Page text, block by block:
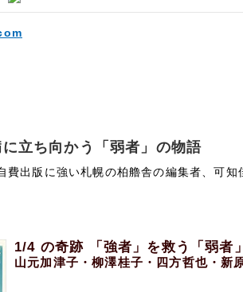
立ち向かう「弱者」の物語
費出版に強い札幌の柏艪舎の編集者、可知
1/4 の奇跡 「強者」を救う「弱者
山元加津子・柳澤桂子・四方哲也・